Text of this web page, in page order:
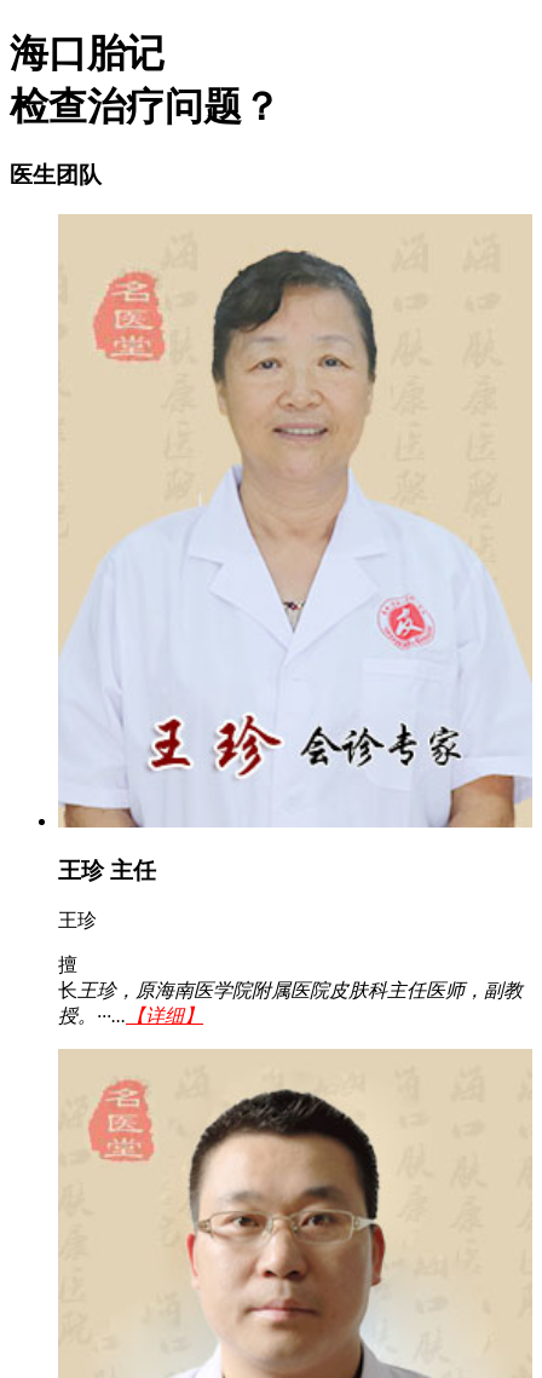
海口胎记
检查治疗问题？
医生团队
王珍 主任
王珍
擅
长王珍，原海南医学院附属医院皮肤科主任医师，副教
授。···... 【详细】